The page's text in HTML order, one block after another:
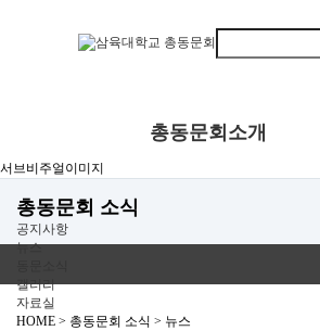
총동문회소개
서브비주얼이미지
총동문회 소식
공지사항
뉴스
갤러리
자료실
HOME > 총동문회 소식 > 뉴스